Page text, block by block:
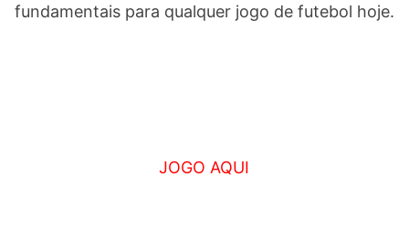
fundamentais para qualquer jogo de futebol hoje.
JOGO AQUI